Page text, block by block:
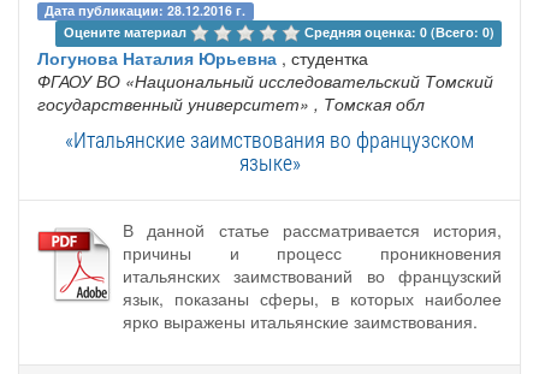
Дата публикации: 28.12.2016 г.
Оцените материал
Средняя оценка: 0 (Всего: 0)
Логунова Наталия Юрьевна , студентка
ФГАОУ ВО «Национальный исследовательский Томский
государственный университет» , Томская обл
«Итальянские заимствования во французском
языке»
В данной статье рассматривается история,
причины и процесс проникновения
итальянских заимствований во французский
язык, показаны сферы, в которых наиболее
ярко выражены итальянские заимствования.